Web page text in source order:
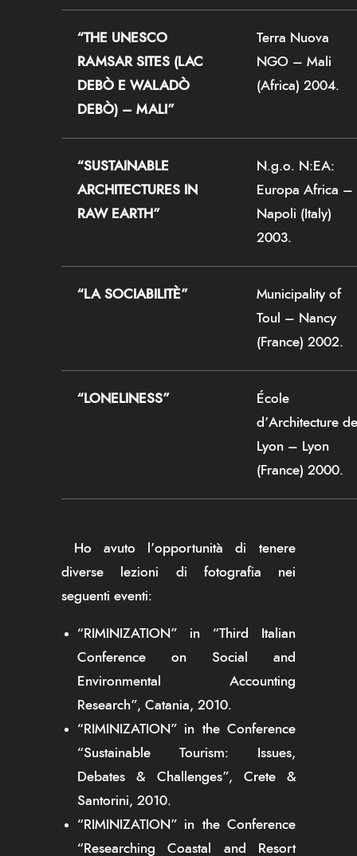
“THE UNESCO
RAMSAR SITES (LAC
DEBÒ E WALADÒ
DEBÒ) – MALI”
Terra Nuova
NGO – Mali
(Africa) 2004.
“SUSTAINABLE
ARCHITECTURES IN
RAW EARTH”
N.g.o. N:EA:
Europa Africa –
Napoli (Italy)
2003.
“LA SOCIABILITÈ”
Municipality of
Toul – Nancy
(France) 2002.
“LONELINESS”
École
d’Architecture
Lyon – Lyon
(France) 2000.
Ho avuto l’opportunità di tenere
diverse lezioni di fotografia nei
seguenti eventi:
“RIMINIZATION” in “Third Italian
Conference on Social and
Environmental Accounting
Research”, Catania, 2010.
“RIMINIZATION” in the Conference
“Sustainable Tourism: Issues,
Debates & Challenges”, Crete &
Santorini, 2010.
“RIMINIZATION” in the Conference
“Researching Coastal and Resort